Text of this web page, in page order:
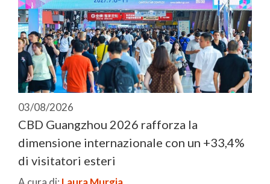
03/08/2026
CBD Guangzhou 2026 rafforza la
dimensione internazionale con un +33,4%
di visitatori esteri